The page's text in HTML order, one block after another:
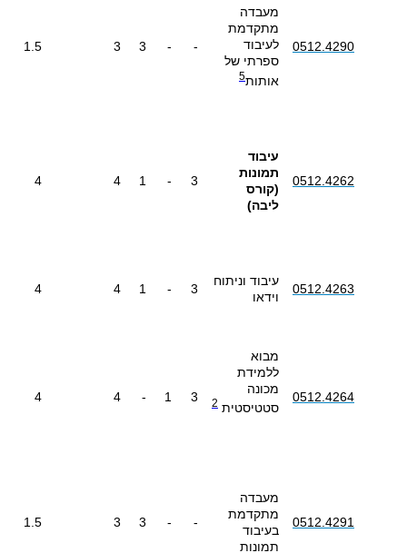
0512.4290
מעבדה
מתקדמת
לעיבוד
ספרתי של
אותות5
-
-
3
3
1.5
0512.4262
עיבוד
תמונות
(קורס
ליבה)
3
-
1
4
4
0512.4263
עיבוד וניתוח
וידאו
3
-
1
4
4
0512.4264
מבוא
ללמידת
מכונה
סטטיסטית 2
3
1
-
4
4
0512.4291
מעבדה
מתקדמת
בעיבוד
תמונות
-
-
3
3
1.5